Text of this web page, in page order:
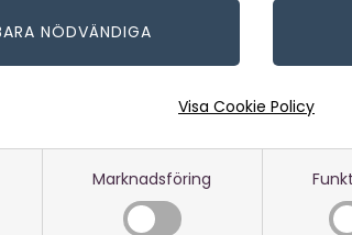
Marknadsföring
Visa Cookie Policy
Brusletto Kniv - Balder
469,00SEK
(inkl. moms)
Eventuellt